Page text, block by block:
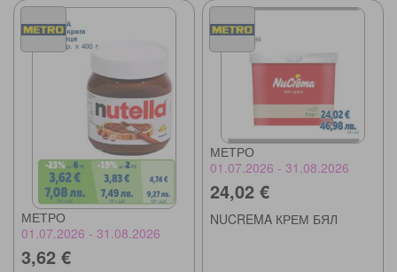
МЕТРО
01.07.2026 - 31.08.2026
3,62 €
МЕТРО
01.07.2026 - 31.08.2026
24,02 €
NUCREMA КРЕМ БЯЛ